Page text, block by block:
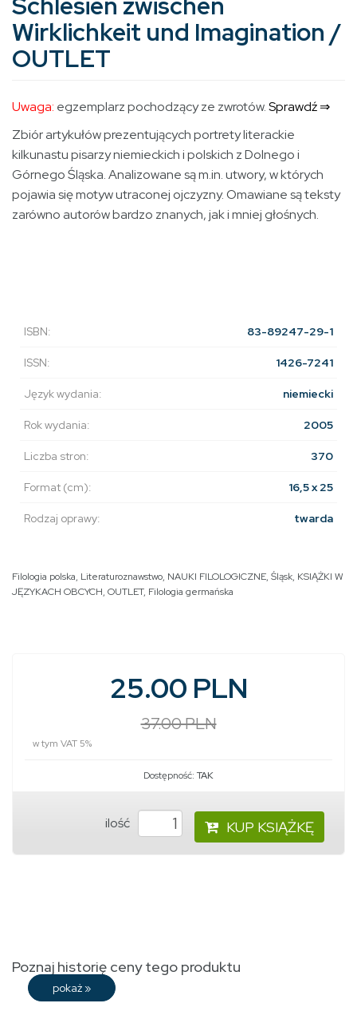
Wirklichkeit und Imagination /
OUTLET
Uwaga: egzemplarz pochodzący ze zwrotów.Sprawdź ⇒
Zbiór artykułów prezentujących portrety literackie
kilkunastu pisarzy niemieckich i polskich z Dolnego i
Górnego Śląska. Analizowane są m.in. utwory, w których
pojawia się motyw utraconej ojczyzny. Omawiane są teksty
zarówno autorów bardzo znanych, jak i mniej głośnych.
ISBN: 83-89247-29-1
ISSN: 1426-7241
Język wydania: niemiecki
Rok wydania: 2005
Liczba stron: 370
Format (cm): 16,5 x 25
Rodzaj oprawy: twarda
Filologia polska, Literaturoznawstwo, NAUKI FILOLOGICZNE, Śląsk, KSIĄŻKI W
JĘZYKACH OBCYCH, OUTLET, Filologia germańska
25.00 PLN
37.00 PLN
w tym VAT 5%
Dostępność: TAK
ilość KUP KSIĄŻKĘ
Poznaj historię ceny tego produktu
pokaż »